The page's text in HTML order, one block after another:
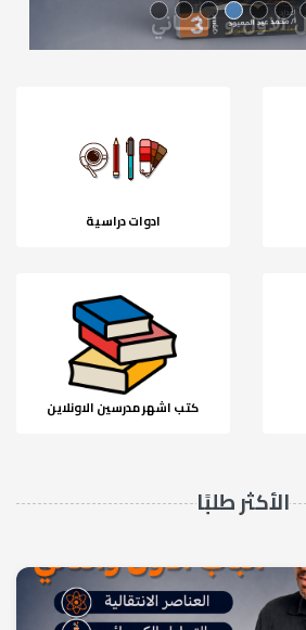
ادوات دراسية
كتب اشهر مدرسين الاونلاين
الأكثر طلبًا